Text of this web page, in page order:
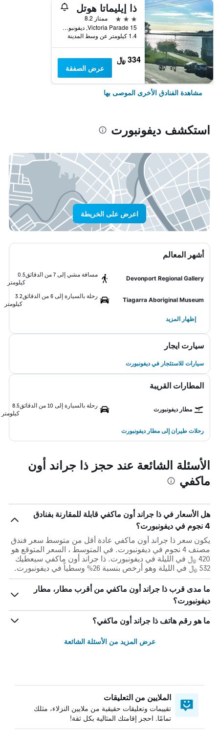
ذا إيليماتا هوتل
3 نجوم
ممتاز 8.2
15 Victoria Parade, ديفونبورت, TAS, أستراليا
1.4 كيلومتر عن وسط المدينة
334 ﷼
عرض الصفقة
مشاهدة الفنادق الأخرى الموصى بها
استكشف ديفونبورت
اعرض على الخريطة
أشهر المعالم
Devonport Regional Gallery
مسافة مشي إلى 7 من الدقائق
0.5
كيلومتر
Tiagarra Aboriginal Museum
رحلة بالسيارة إلى 6 من الدقائق
3.2
كيلومتر
إظهار المزيد
سيارت ايجار
سيارات للاستئجار في ديفونبورت
المطارات القريبة
مطار ديفونبورت
رحلة بالسيارة إلى 10 من الدقائق
8.5
كيلومتر
رحلات طيران إلى مطار ديفونبورت
الأسئلة الشائعة عند حجز ذا جراند أون
ماكفي
هل الأسعار في ذا جراند أون ماكفي قابلة للمقارنة بفنادق
4 نجوم في ديفونبورت؟
يكون سعر ذا جراند أون ماكفي عادة أقل من متوسط ​​سعر فندق
مصنف 4 نجوم في ديفونبورت. في المتوسط ، السعر المتوقع هو
420 ﷼ في الليلة في ديفونبورت. ذا جراند أون ماكفي سيعطيك
532 ﷼ في الليلة وهو أرخص بنسبة 26% وسطياً في ديفونبورت.
ما مدى قرب ذا جراند أون ماكفي من أقرب مطار، مطار
ديفونبورت؟
ما هو رقم هاتف ذا جراند أون ماكفي؟
عرض المزيد من الأسئلة الشائعة
الملايين من التعليقات
تقييمات وتعليقات حقيقية من ملايين النزلاء، مثلك
تمامًا. احجز إقامتك المثالية بكل ثقة!